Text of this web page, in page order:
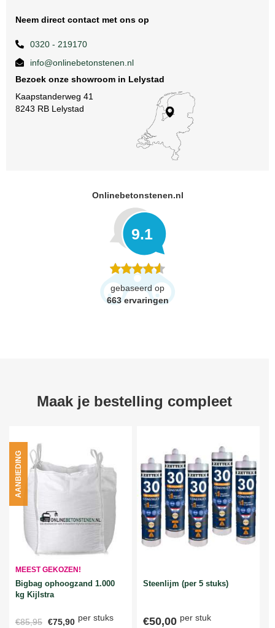
Neem direct contact met ons op
0320 - 219170
info@onlinebetonstenen.nl
Bezoek onze showroom in Lelystad
Kaapstanderweg 41
8243 RB Lelystad
Onlinebetonstenen.nl
9.1
gebaseerd op
663 ervaringen
Maak je bestelling compleet
MEEST GEKOZEN!
Bigbag ophoogzand 1.000
kg Kijlstra
€85,95 €75,90 per stuks
AANBIEDING
Steenlijm (per 5 stuks)
€50,00 per stuk